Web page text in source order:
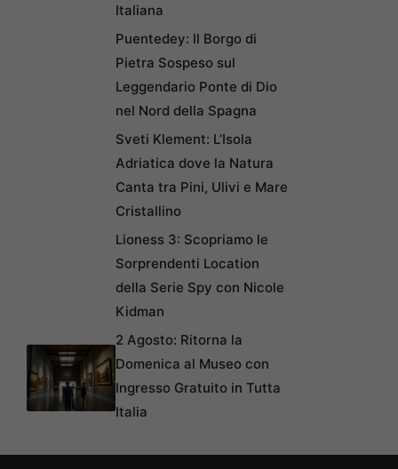
Italiana
Puentedey: Il Borgo di
Pietra Sospeso sul
Leggendario Ponte di Dio
nel Nord della Spagna
Sveti Klement: L’Isola
Adriatica dove la Natura
Canta tra Pini, Ulivi e Mare
Cristallino
Lioness 3: Scopriamo le
Sorprendenti Location
della Serie Spy con Nicole
Kidman
2 Agosto: Ritorna la
Domenica al Museo con
Ingresso Gratuito in Tutta
Italia